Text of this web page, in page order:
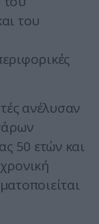
του
ανέλυσαν
50 ετών και